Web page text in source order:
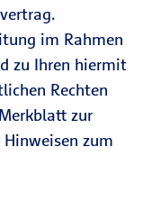
im Rahmen
zu Ihren hiermit
Rechten
zur
zum